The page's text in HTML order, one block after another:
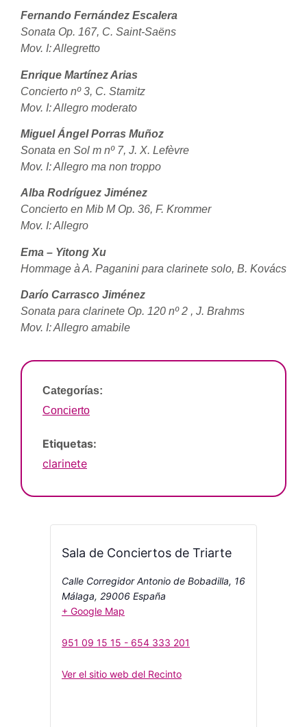
Fernando Fernández Escalera
Sonata Op. 167, C. Saint-Saëns
Mov. I: Allegretto
Enrique Martínez Arias
Concierto nº 3, C. Stamitz
Mov. I: Allegro moderato
Miguel Ángel Porras Muñoz
Sonata en Sol m nº 7, J. X. Lefèvre
Mov. I: Allegro ma non troppo
Alba Rodríguez Jiménez
Concierto en Mib M Op. 36, F. Krommer
Mov. I: Allegro
Ema – Yitong Xu
Hommage à A. Paganini para clarinete solo, B. Kovács
Darío Carrasco Jiménez
Sonata para clarinete Op. 120 nº 2 , J. Brahms
Mov. I: Allegro amabile
Categorías:
Concierto
Etiquetas:
clarinete
Sala de Conciertos de Triarte
Calle Corregidor Antonio de Bobadilla, 16
Málaga, 29006 España
+ Google Map
951 09 15 15 - 654 333 201
Ver el sitio web del Recinto